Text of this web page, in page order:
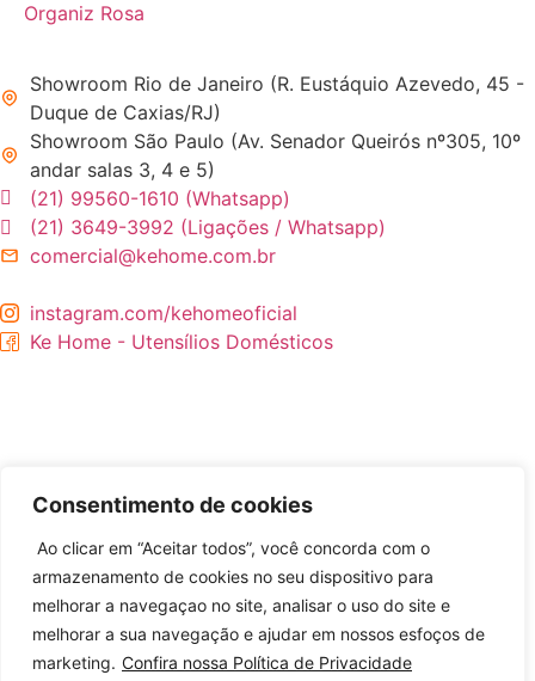
Consentimento de cookies
Ao clicar em “Aceitar todos”, você concorda com o
armazenamento de cookies no seu dispositivo para
melhorar a navegaçao no site, analisar o uso do site e
melhorar a sua navegação e ajudar em nossos esfoços de
marketing. Confira nossa Política de Privacidade
Organiz Rosa
Showroom Rio de Janeiro (R. Eustáquio Azevedo, 45 -
Duque de Caxias/RJ)
Showroom São Paulo (Av. Senador Queirós nº305, 10º
andar salas 3, 4 e 5)
(21) 99560-1610 (Whatsapp)
(21) 3649-3992 (Ligações / Whatsapp)
comercial@kehome.com.br
instagram.com/kehomeoficial
Ke Home - Utensílios Domésticos
Desenvolvido por